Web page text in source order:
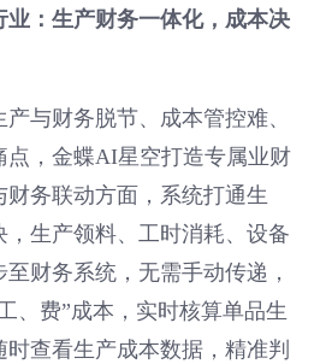
业：生产财务一体化，成本决
与财务脱节、成本管控难、
点，金蝶AI星空打造专属业财
务联动方面，系统打通生
，生产领料、工时消耗、设备
财务系统，无需手动传递，
、费”成本，实时核算单品生
查看生产成本数据，精准判